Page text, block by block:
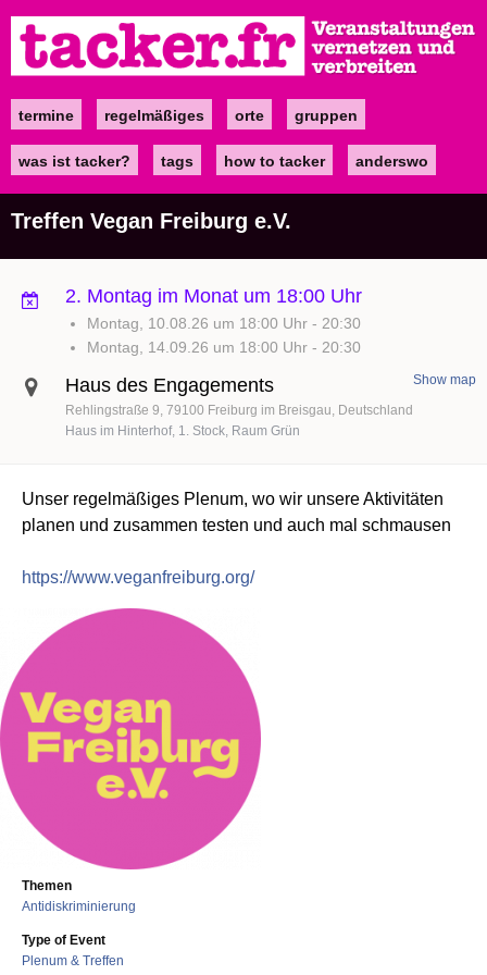
zum
Inhalt
Maintermine regelmäßiges orte gruppen
was ist tacker? tags how to tacker anderswo
Treffen Vegan Freiburg e.V.
2. Montag im Monat um 18:00 Uhr
Montag, 10.08.26 um 18:00 Uhr - 20:30
Montag, 14.09.26 um 18:00 Uhr - 20:30
Haus des Engagements
Rehlingstraße 9 79100 Freiburg im Breisgau Deutschland
Show map
Haus im Hinterhof, 1. Stock, Raum Grün
Unser regelmäßiges Plenum, wo wir unsere Aktivitäten
planen und zusammen testen und auch mal schmausen
https://www.veganfreiburg.org/
Themen
Antidiskriminierung
Type of Event
Plenum & Treffen